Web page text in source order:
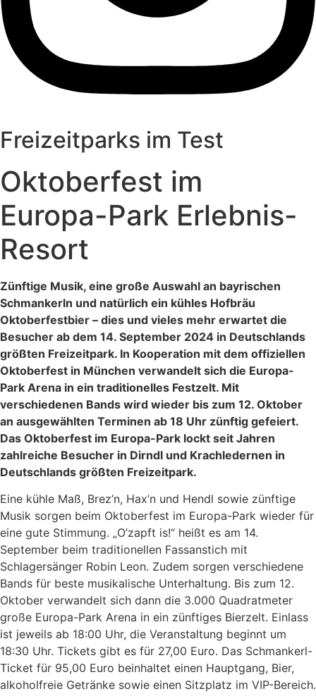
Freizeitparks im Test
Oktoberfest im
Europa-Park Erlebnis-
Resort
Zünftige Musik, eine große Auswahl an bayrischen
Schmankerln und natürlich ein kühles Hofbräu
Oktoberfestbier – dies und vieles mehr erwartet die
Besucher ab dem 14. September 2024 in Deutschlands
größten Freizeitpark. In Kooperation mit dem offiziellen
Oktoberfest in München verwandelt sich die Europa-
Park Arena in ein traditionelles Festzelt. Mit
verschiedenen Bands wird wieder bis zum 12. Oktober
an ausgewählten Terminen ab 18 Uhr zünftig gefeiert.
Das Oktoberfest im Europa-Park lockt seit Jahren
zahlreiche Besucher in Dirndl und Krachledernen in
Deutschlands größten Freizeitpark.
Eine kühle Maß, Brez’n, Hax’n und Hendl sowie zünftige
Musik sorgen beim Oktoberfest im Europa-Park wieder für
eine gute Stimmung. „O’zapft is!“ heißt es am 14.
September beim traditionellen Fassanstich mit
Schlagersänger Robin Leon. Zudem sorgen verschiedene
Bands für beste musikalische Unterhaltung. Bis zum 12.
Oktober verwandelt sich dann die 3.000 Quadratmeter
große Europa-Park Arena in ein zünftiges Bierzelt. Einlass
ist jeweils ab 18:00 Uhr, die Veranstaltung beginnt um
18:30 Uhr. Tickets gibt es für 27,00 Euro. Das Schmankerl-
Ticket für 95,00 Euro beinhaltet einen Hauptgang, Bier,
alkoholfreie Getränke sowie einen Sitzplatz im VIP-Bereich.